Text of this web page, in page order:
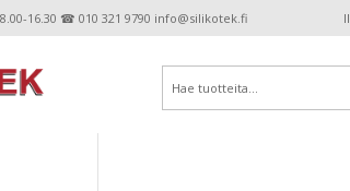
8.00-16.30 ☎ 010 321 9790 info@silikotek.fi